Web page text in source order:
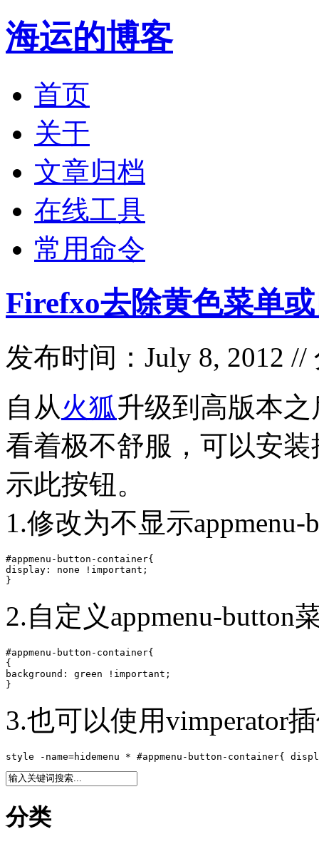
海运的博客
首页
关于
文章归档
在线工具
常用命令
Firefxo去除黄色菜单
发布时间：July 8, 2012 //
自从火狐升级到高版本
看着极不舒服，可以安装
示此按钮。
1.修改为不显示appmenu-
#appmenu-button-container{
display: none !important;
}
2.自定义appmenu-button
#appmenu-button-container{
{
background: green !important;
}
3.也可以使用vimperator
style -name=hidemenu * #appmenu-button-container{
分类